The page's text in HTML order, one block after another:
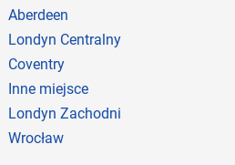
Aberdeen
Londyn Centralny
Coventry
Inne miejsce
Londyn Zachodni
Wrocław